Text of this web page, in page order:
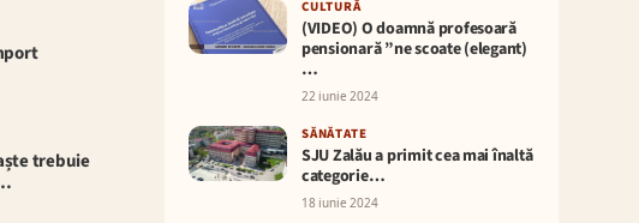
trebuie
CULTURĂ
(VIDEO) O doamnă profesoară
pensionară ”ne scoate (elegant)
…
22 iunie 2024
SĂNĂTATE
SJU Zalău a primit cea mai înaltă
categorie…
18 iunie 2024